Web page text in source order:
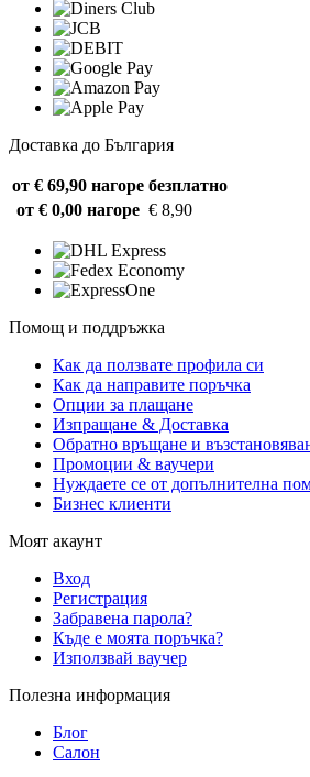
Доставка до България
от € 69,90 нагоре безплатно
от € 0,00 нагоре € 8,90
Помощ и поддръжка
Как да ползвате профила си
Как да направите поръчка
Опции за плащане
Изпращане & Доставка
Обратно връщане и
Промоции & ваучери
Нуждаете се от допълнителна
Бизнес клиенти
Моят акаунт
Вход
Регистрация
Забравена парола?
Къде е моята поръчка?
Използвай ваучер
Полезна информация
Блог
Салон